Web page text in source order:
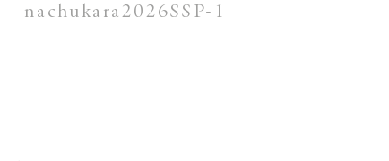
nachukara2026SSP-1